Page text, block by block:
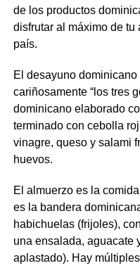
de los productos
disfrutar al máximo de tu
país.
El desayuno
cariñosamente “los tres
dominicano elaborado
terminado con cebolla
vinagre, queso y salami
huevos.
El almuerzo es la
es la bandera
habichuelas (frijoles),
una ensalada, aguacate
aplastado). Hay